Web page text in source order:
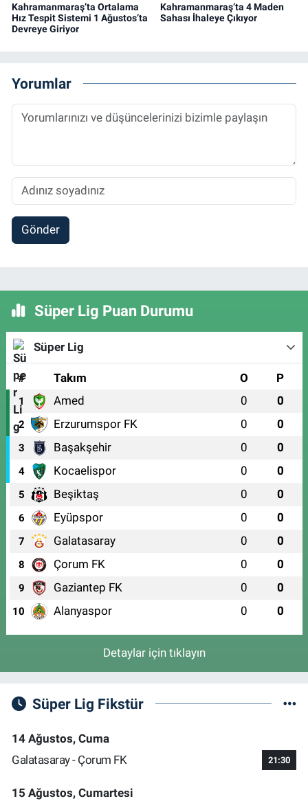
Kahramanmaraş’ta Ortalama
Hız Tespit Sistemi 1 Ağustos’ta
Devreye Giriyor
Kahramanmaraş’ta 4 Maden
Sahası İhaleye Çıkıyor
Yorumlar
Gönder
Süper Lig Puan Durumu
Süper Lig
# Takım O P
1 Amed 0 0
2 Erzurumspor FK 0 0
3 Başakşehir 0 0
4 Kocaelispor 0 0
5 Beşiktaş 0 0
6 Eyüpspor 0 0
7 Galatasaray 0 0
8 Çorum FK 0 0
9 Gaziantep FK 0 0
10 Alanyaspor 0 0
Detaylar için tıklayın
Süper Lig Fikstür
14 Ağustos, Cuma
Galatasaray - Çorum FK
21:30
15 Ağustos, Cumartesi